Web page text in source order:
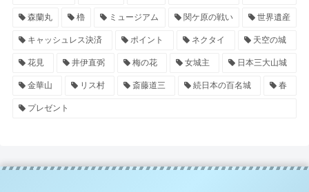
森蘭丸 櫓 ミュージアム 関ケ原の戦い 世界遺産
キャッシュレス決済 ポイント ネクタイ 天空の城
花見 井伊直弼 梅の花 女城主 日本三大山城
金華山 リス村 斎藤道三 続日本の百名城 春
プレゼント